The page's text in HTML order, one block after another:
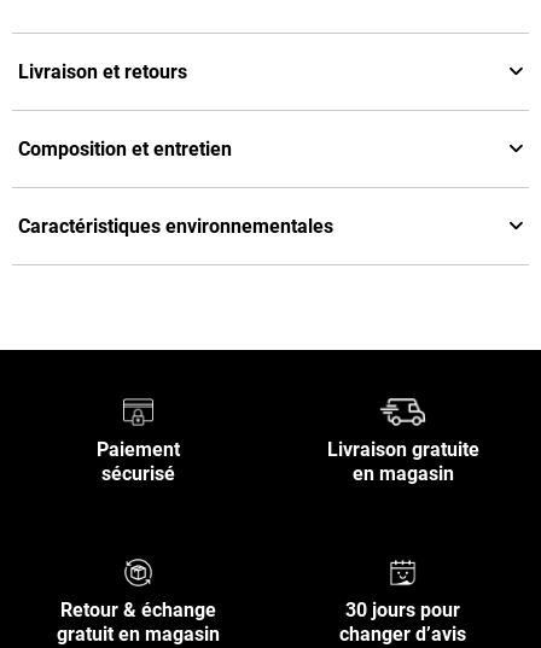
Livraison et retours
Composition et entretien
Caractéristiques environnementales
Paiement
sécurisé
Livraison gratuite
en magasin
Retour & échange
gratuit en magasin
30 jours pour
changer d’avis